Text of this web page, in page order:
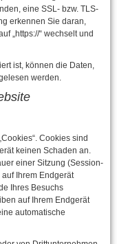
eine SSL- bzw. TLS-
erkennen Sie daran,
„https://“ wechselt und
ist, können die Daten,
werden.
Cookies sind
keinen Schaden an.
einer Sitzung (Session-
Ihrem Endgerät
Ihres Besuchs
auf Ihrem Endgerät
automatische